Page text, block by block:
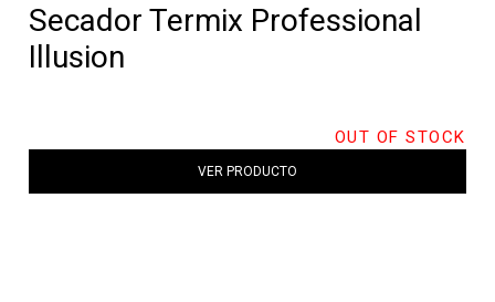
Secador Termix Professional
Illusion
OUT OF STOCK
VER PRODUCTO